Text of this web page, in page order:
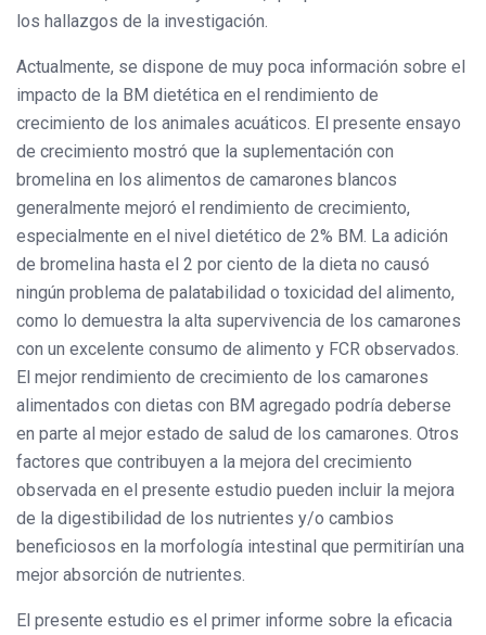
los hallazgos de la investigación.
Actualmente, se dispone de muy poca información sobre el
impacto de la BM dietética en el rendimiento de
crecimiento de los animales acuáticos. El presente ensayo
de crecimiento mostró que la suplementación con
bromelina en los alimentos de camarones blancos
generalmente mejoró el rendimiento de crecimiento,
especialmente en el nivel dietético de 2% BM. La adición
de bromelina hasta el 2 por ciento de la dieta no causó
ningún problema de palatabilidad o toxicidad del alimento,
como lo demuestra la alta supervivencia de los camarones
con un excelente consumo de alimento y FCR observados.
El mejor rendimiento de crecimiento de los camarones
alimentados con dietas con BM agregado podría deberse
en parte al mejor estado de salud de los camarones. Otros
factores que contribuyen a la mejora del crecimiento
observada en el presente estudio pueden incluir la mejora
de la digestibilidad de los nutrientes y/o cambios
beneficiosos en la morfología intestinal que permitirían una
mejor absorción de nutrientes.
El presente estudio es el primer informe sobre la eficacia